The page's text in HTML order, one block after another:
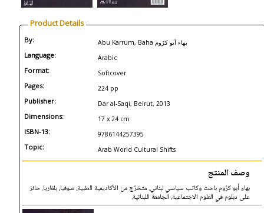
Product Details
By: Abu Karrum, Baha بهاء أبو كرّوم
Language: Arabic
Format: Softcover
Pages: 224 pp
Publisher: Dar al-Saqi, Beirut, 2013
Dimensions: 17 x 24 cm
ISBN-13: 9786144257395
Topic: Arab World Cultural Shifts
وصف المنتج
بهاء أبو كرّوم باحث وكاتب سياسي لبناني. متخرّج من الأكاديمية الطبية، صوفيا، بلغاريا. حائز
على دبلوم في العلوم الاجتماعية، الجامعة اللبنانية.